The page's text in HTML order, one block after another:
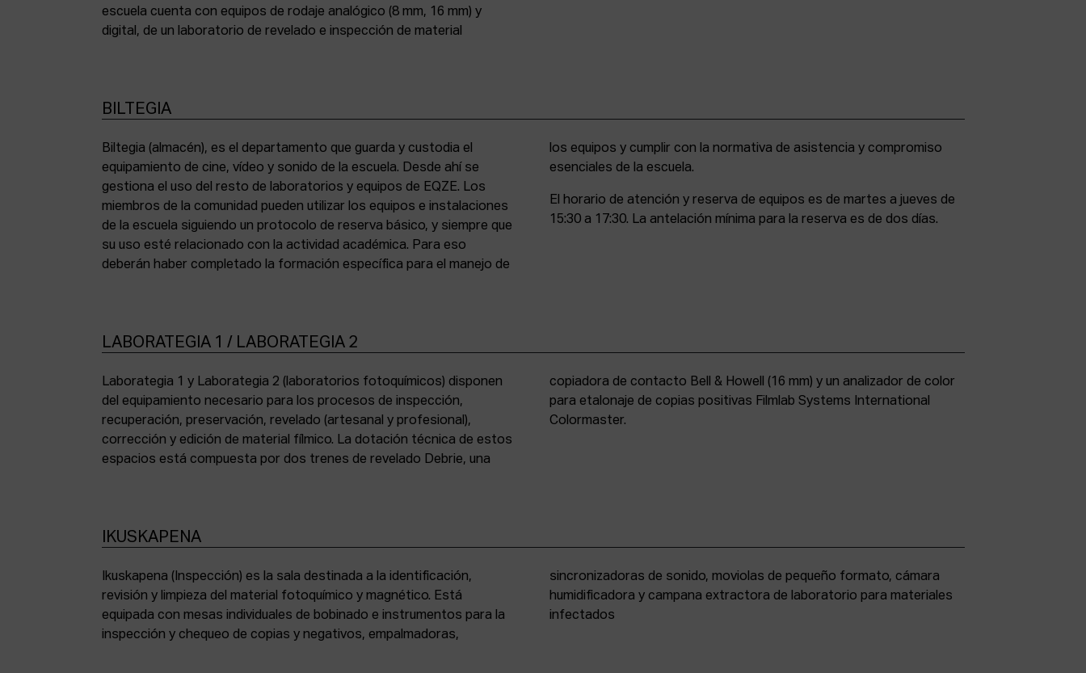
escuela cuenta con equipos de rodaje analógico (8 mm, 16 mm) y
digital, de un laboratorio de revelado e inspección de material
BILTEGIA
Biltegia (almacén), es el departamento que guarda y custodia el
equipamiento de cine, vídeo y sonido de la escuela. Desde ahí se
gestiona el uso del resto de laboratorios y equipos de EQZE. Los
miembros de la comunidad pueden utilizar los equipos e instalaciones
de la escuela siguiendo un protocolo de reserva básico, y siempre que
su uso esté relacionado con la actividad académica. Para eso
deberán haber completado la formación específica para el manejo de
los equipos y cumplir con la normativa de asistencia y compromiso
esenciales de la escuela.
El horario de atención y reserva de equipos es de martes a jueves de
15:30 a 17:30. La antelación mínima para la reserva es de dos días.
LABORATEGIA 1 / LABORATEGIA 2
Laborategia 1 y Laborategia 2 (laboratorios fotoquímicos) disponen
del equipamiento necesario para los procesos de inspección,
recuperación, preservación, revelado (artesanal y profesional),
corrección y edición de material fílmico. La dotación técnica de estos
espacios está compuesta por dos trenes de revelado Debrie, una
copiadora de contacto Bell & Howell (16 mm) y un analizador de color
para etalonaje de copias positivas Filmlab Systems International
Colormaster.
IKUSKAPENA
Ikuskapena (Inspección) es la sala destinada a la identificación,
revisión y limpieza del material fotoquímico y magnético. Está
equipada con mesas individuales de bobinado e instrumentos para la
inspección y chequeo de copias y negativos, empalmadoras,
sincronizadoras de sonido, moviolas de pequeño formato, cámara
humidificadora y campana extractora de laboratorio para materiales
infectados